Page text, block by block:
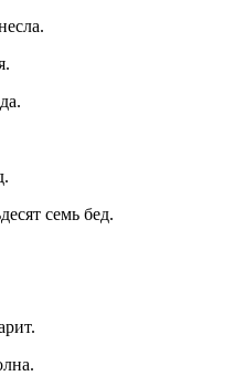
семь бед.